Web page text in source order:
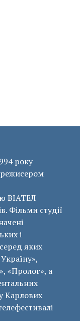
року
ВІАТЕЛ
Фільми студії
і
яких
«Пролог», а
Карлових